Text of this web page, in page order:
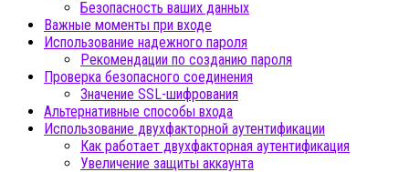
Безопасность ваших данных
Важные моменты при входе
Использование надежного пароля
Рекомендации по созданию пароля
Проверка безопасного соединения
Значение SSL-шифрования
Альтернативные способы входа
Использование двухфакторной аутентификации
Как работает двухфакторная аутентификация
Увеличение защиты аккаунта